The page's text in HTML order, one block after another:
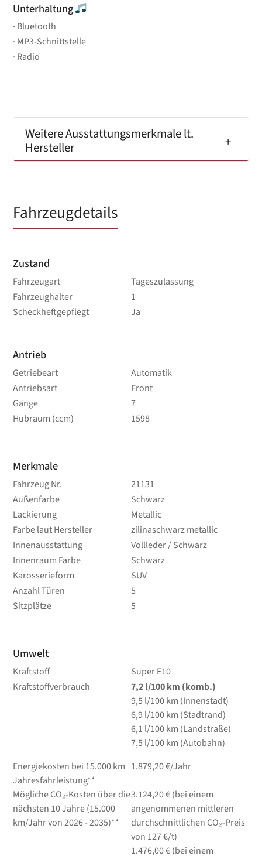
Unterhaltung
Bluetooth
MP3-Schnittstelle
Radio
Weitere Ausstattungsmerkmale lt.
Hersteller
Fahrzeugdetails
Zustand
Fahrzeugart
Tageszulassung
Fahrzeughalter
1
Scheckheftgepflegt
Ja
Antrieb
Getriebeart
Automatik
Antriebsart
Front
Gänge
7
Hubraum (ccm)
1598
Merkmale
Fahrzeug Nr.
21131
Außenfarbe
Schwarz
Lackierung
Metallic
Farbe laut Hersteller
zilinaschwarz metallic
Innenausstattung
Vollleder / Schwarz
Innenraum Farbe
Schwarz
Karosserieform
SUV
Anzahl Türen
5
Sitzplätze
5
Umwelt
Kraftstoff
Super E10
Kraftstoffverbrauch
7,2l/100 km (komb.)
9,5 l/100 km (Innenstadt)
6,9l/100 km (Stadtrand)
6,1 l/100 km (Landstraße)
7,5 l/100 km (Autobahn)
Energiekosten bei 15.000 km
Jahresfahrleistung**
1.879,20 €/Jahr
Mögliche CO₂-Kosten über die
nächsten 10 Jahre (15.000
km/Jahr von 2026 - 2035)**
3.124,20 € (bei einem
angenommenen mittleren
durchschnittlichen CO₂-Preis
von 127 €/t)
1.476,00 € (bei einem